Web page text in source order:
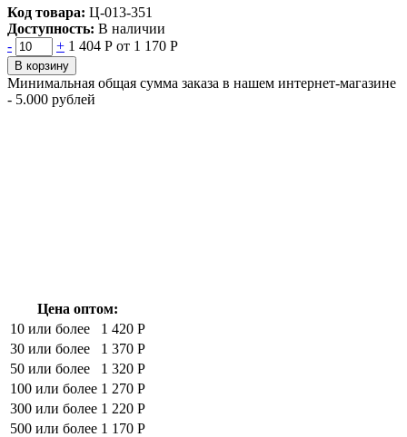
Код товара: Ц-013-351
Доступность: В наличии
-
+ 1 404 Р от 1 170 Р
В корзину
Минимальная общая сумма заказа в нашем интернет-магазине
- 5.000 рублей
Цена оптом:
10 или более
1 420 Р
30 или более
1 370 Р
50 или более
1 320 Р
100 или более 1 270 Р
300 или более 1 220 Р
500 или более 1 170 Р